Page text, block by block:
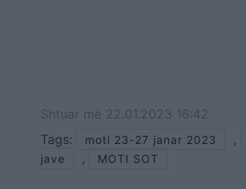
Shtuar më 22.01.2023 16:42
Tags:
moti 23-27 janar 2023 ,
jave
, MOTI SOT